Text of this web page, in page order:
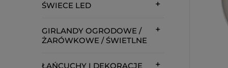
ŚWIECE LED
GIRLANDY OGRODOWE /
ŻARÓWKOWE / ŚWIETLNE
ŁAŃCUCHY I DEKORACJE